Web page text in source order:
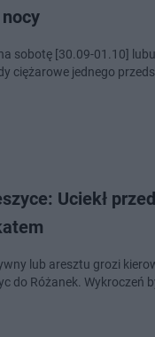
sobotę [30.09-01.10]
ciężarowe jednego
Uciekł
lub aresztu grozi
do Różanek. Wykroczeń